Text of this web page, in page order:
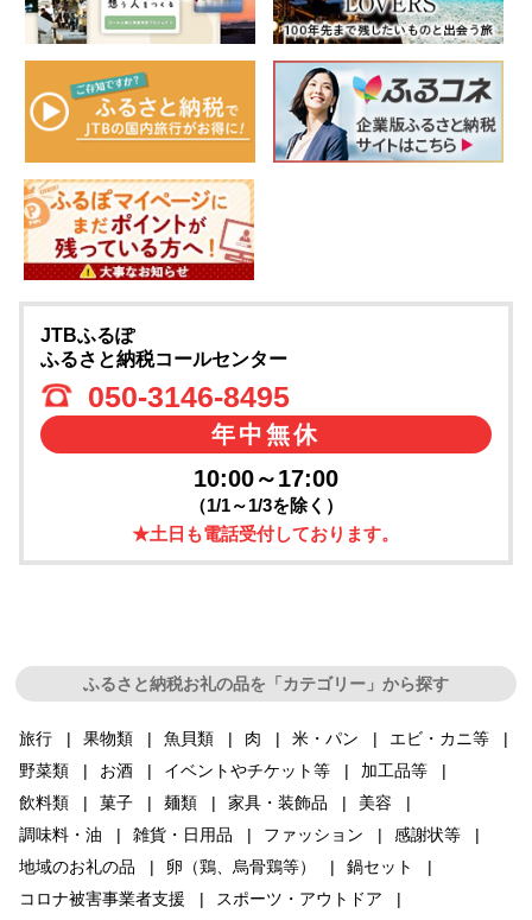
JTBふるぽ
ふるさと納税コールセンター
050-3146-8495
年中無休
10:00～17:00
（1/1～1/3を除く）
★土日も電話受付しております。
ふるさと納税お礼の品を「カテゴリー」から探す
旅行 果物類 魚貝類 肉 米・パン
エビ・カニ等
野菜類
お酒 イベントやチケット等
加工品等
飲料類
菓子 麺類 家具・装飾品
美容
調味料・油
雑貨・日用品 ファッション
感謝状等
地域のお礼の品
卵（鶏、烏骨鶏等）
鍋セット
コロナ被害事業者支援
スポーツ・アウトドア